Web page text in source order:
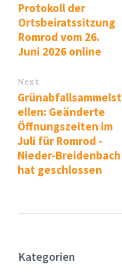
Protokoll der
Ortsbeiratssitzung
Romrod vom 26.
Juni 2026 online
Next
Grünabfallsammelst
ellen: Geänderte
Öffnungszeiten im
Juli für Romrod -
Nieder-Breidenbach
hat geschlossen
Kategorien